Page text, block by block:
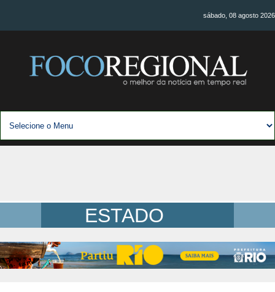
sábado, 08 agosto 2026
ESTADO